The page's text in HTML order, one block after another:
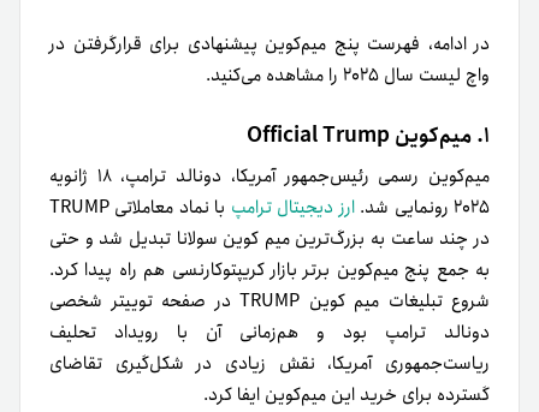
در ادامه، فهرست پنج میم‌کوین پیشنهادی برای قرار‌گرفتن در
واچ لیست سال ۲۰۲۵ را مشاهده می‌کنید.
۱. میم‌کوین Official Trump
میم‌کوین رسمی رئیس‌جمهور آمریکا، دونالد ترامپ، ۱۸ ژانویه
۲۰۲۵ رونمایی شد.
ارز دیجیتال ترامپ
با نماد معاملاتی TRUMP
در چند ساعت به بزرگ‌ترین میم کوین سولانا تبدیل شد و حتی
به جمع پنج میم‌کوین برتر بازار کریپتوکارنسی هم راه پیدا کرد.
شروع تبلیغات میم کوین TRUMP در صفحه توییتر شخصی
دونالد ترامپ بود و هم‌زمانی آن با رویداد تحلیف
ریاست‌جمهوری آمریکا، نقش زیادی در شکل‌گیری تقاضای
گسترده برای خرید این میم‌کوین ایفا کرد.